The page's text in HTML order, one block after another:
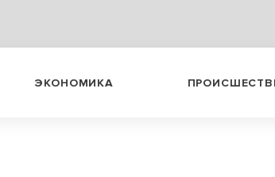
ЭКОНОМИКА